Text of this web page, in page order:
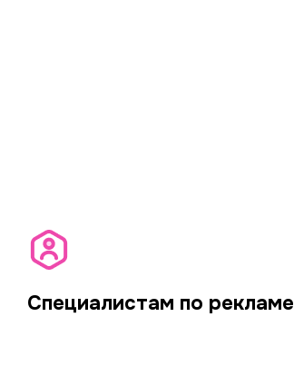
Специалистам по рекламе